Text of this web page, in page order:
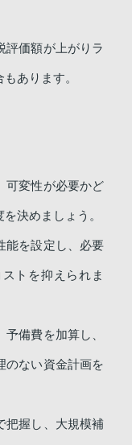
評価額が上がりラ
あります。
可変性が必要かど
決めましょう。
能を設定し、必要
トを抑えられま
備費を加算し、
のない資金計画を
把握し、大規模補